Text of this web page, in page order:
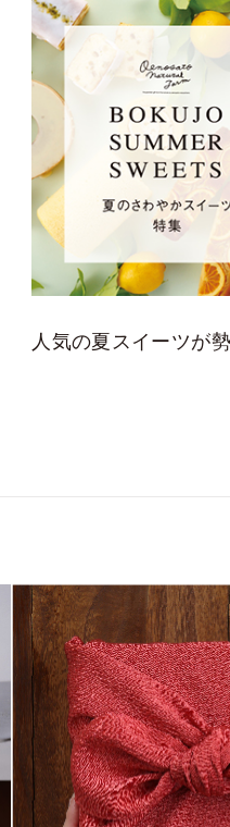
人気の夏スイーツが